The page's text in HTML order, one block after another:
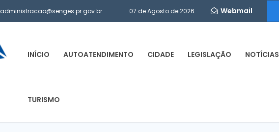
administracao@senges.pr.gov.br 07 de Agosto de 2026 Webmail
INÍCIO AUTOATENDIMENTO CIDADE LEGISLAÇÃO NOTÍCIAS
TURISMO